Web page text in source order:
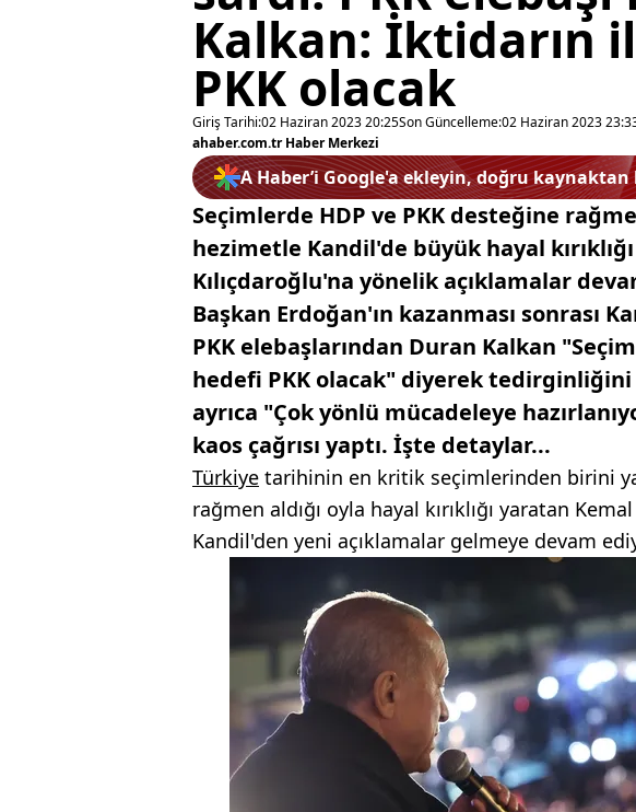
Kalkan: İktidarın
PKK olacak
Giriş Tarihi:02 Haziran 2023 20:25Son Güncelleme:02 Haziran 2023
ahaber.com.tr Haber Merkezi
A Haber’i Google'a ekleyin, doğru kaynaktan
Seçimlerde HDP ve PKK desteğine
hezimetle Kandil'de büyük hayal
Kılıçdaroğlu'na yönelik açıklamalar
Başkan Erdoğan'ın kazanması sonrası
PKK elebaşlarından Duran Kalkan
hedefi PKK olacak" diyerek
ayrıca "Çok yönlü mücadeleye
kaos çağrısı yaptı. İşte detaylar...
Türkiye tarihinin en kritik seçimlerinden birini
rağmen aldığı oyla hayal kırıklığı yaratan
Kandil'den yeni açıklamalar gelmeye devam